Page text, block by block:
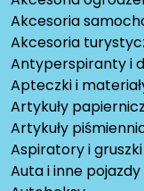
Akcesoria
Akcesoria
Antyperspiranty i
Apteczki i
Artykuły
Artykuły
Aspiratory i
Auta i inne